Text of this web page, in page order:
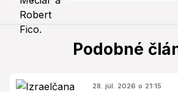
Podobné
28. júl. 2026 o 21:15